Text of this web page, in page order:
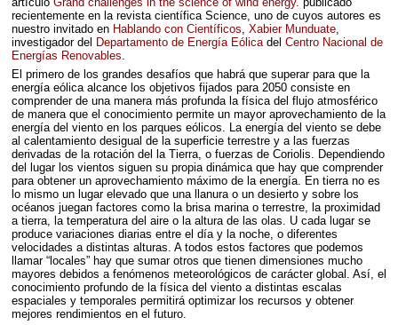
recientemente en la revista científica Science, uno de cuyos autores es
nuestro invitado en Hablando con Científicos, Xabier Munduate,
investigador del Departamento de Energía Eólicadel Centro Nacional de
Energías Renovables.
El primero de los grandes desafíos que habrá que superar para que la
energía eólica alcance los objetivos fijados para 2050 consiste en
comprender de una manera más profunda la física del flujo atmosférico
de manera que el conocimiento permite un mayor aprovechamiento de la
energía del viento en los parques eólicos. La energía del viento se debe
al calentamiento desigual de la superficie terrestre y a las fuerzas
derivadas de la rotación del la Tierra, o fuerzas de Coriolis. Dependiendo
del lugar los vientos siguen su propia dinámica que hay que comprender
para obtener un aprovechamiento máximo de la energía. En tierra no es
lo mismo un lugar elevado que una llanura o un desierto y sobre los
océanos juegan factores como la brisa marina o terrestre, la proximidad
a tierra, la temperatura del aire o la altura de las olas. U cada lugar se
produce variaciones diarias entre el día y la noche, o diferentes
velocidades a distintas alturas. A todos estos factores que podemos
llamar “locales” hay que sumar otros que tienen dimensiones mucho
mayores debidos a fenómenos meteorológicos de carácter global. Así, el
conocimiento profundo de la física del viento a distintas escalas
espaciales y temporales permitirá optimizar los recursos y obtener
mejores rendimientos en el futuro.